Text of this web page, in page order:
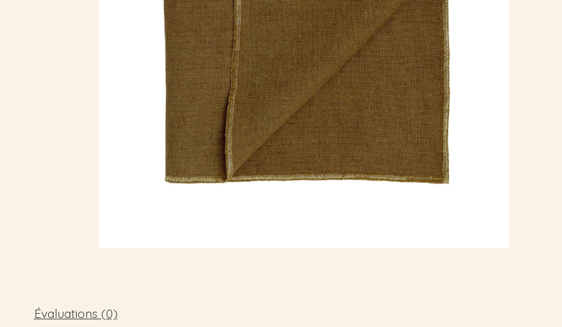
Évaluations (0)